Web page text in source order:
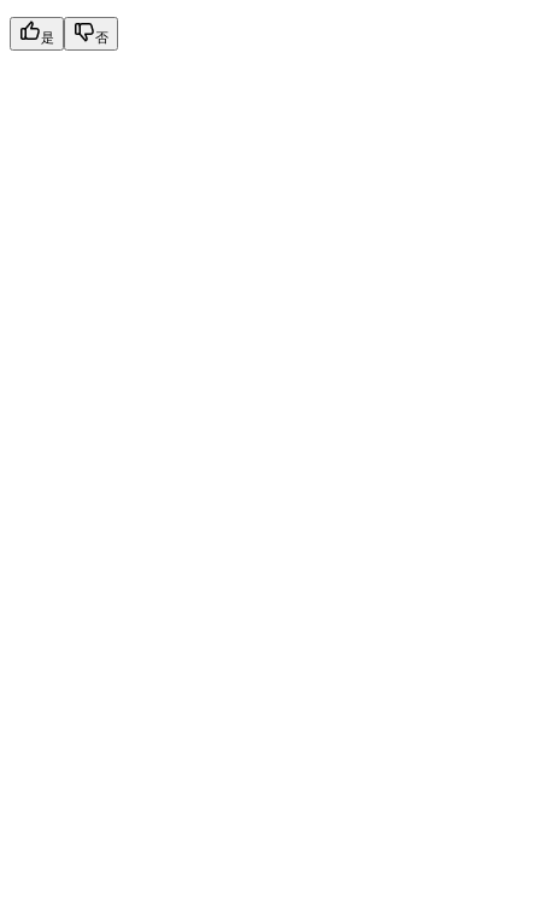
是 否